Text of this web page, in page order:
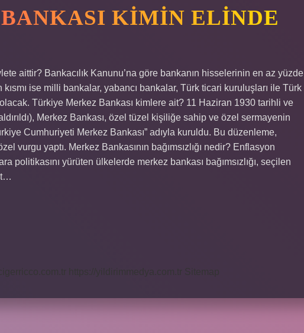
KIMIN ELINDE
aittir? Bankacılık Kanunu’na göre bankanın hisselerinin en az yüzde
kısmı ise milli bankalar, yabancı bankalar, Türk ticari kuruluşları ile Türk
Türkiye Merkez Bankası kimlere ait? 11 Haziran 1930 tarihli ve
Merkez Bankası, özel tüzel kişiliğe sahip ve özel sermayenin
Cumhuriyeti Merkez Bankası” adıyla kuruldu. Bu düzenleme,
vurgu yaptı. Merkez Bankasının bağımsızlığı nedir? Enflasyon
politikasını yürüten ülkelerde merkez bankası bağımsızlığı, seçilen